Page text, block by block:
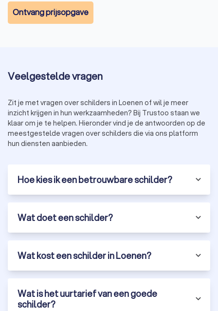
Ontvang prijsopgave
Veelgestelde vragen
Zit je met vragen over schilders in Loenen of wil je meer
inzicht krijgen in hun werkzaamheden? Bij Trustoo staan we
klaar om je te helpen. Hieronder vind je de antwoorden op de
meestgestelde vragen over schilders die via ons platform
hun diensten aanbieden.
Hoe kies ik een betrouwbare schilder?
Wat doet een schilder?
Wat kost een schilder in Loenen?
Wat is het uurtarief van een goede
schilder?